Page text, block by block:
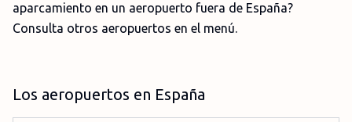
aparcamiento en un aeropuerto fuera de España?
Consulta otros aeropuertos en el menú.
Los aeropuertos en España